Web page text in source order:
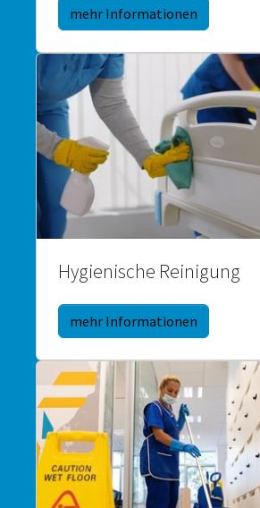
mehr Informationen
Hygienische Reinigung
mehr Informationen